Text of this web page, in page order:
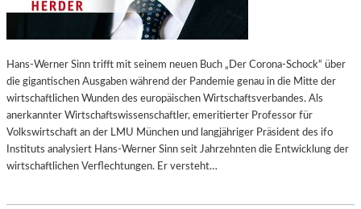
Hans-Werner Sinn trifft mit seinem neuen Buch „Der Corona-Schock“ über
die gigantischen Ausgaben während der Pandemie genau in die Mitte der
wirtschaftlichen Wunden des europäischen Wirtschaftsverbandes. Als
anerkannter Wirtschaftswissenschaftler, emeritierter Professor für
Volkswirtschaft an der LMU München und langjähriger Präsident des ifo
Instituts analysiert Hans-Werner Sinn seit Jahrzehnten die Entwicklung der
wirtschaftlichen Verflechtungen. Er versteht…